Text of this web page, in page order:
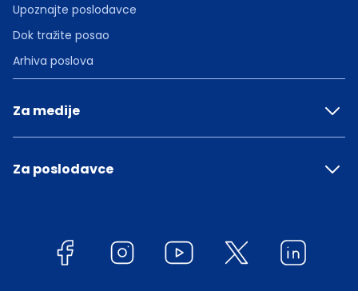
Upoznajte poslodavce
Dok tražite posao
Arhiva poslova
Za medije
Za poslodavce